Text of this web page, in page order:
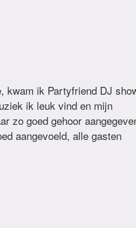
kwam ik Partyfriend DJ
ik leuk vind en mijn
zo goed gehoor
aangevoeld, alle gasten